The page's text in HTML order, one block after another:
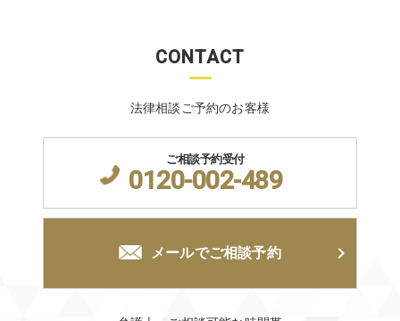
CONTACT
法律相談ご予約のお客様
ご相談予約受付
0120-002-489
メールでご相談予約